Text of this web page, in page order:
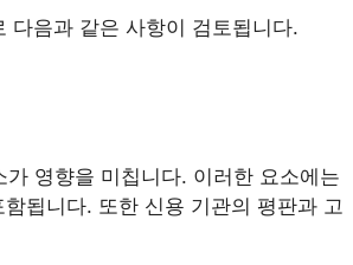
다음과 같은 사항이 검토됩니다.
영향을 미칩니다. 이러한 요소에는
됩니다. 또한 신용 기관의 평판과 고